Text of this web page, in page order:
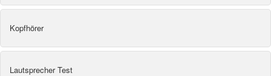
Kopfhörer
Lautsprecher Test